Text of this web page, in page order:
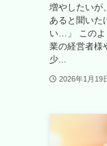
増やしたいが
あると聞いた
い…」 このよ
業の経営者様
少...
2026年1月19